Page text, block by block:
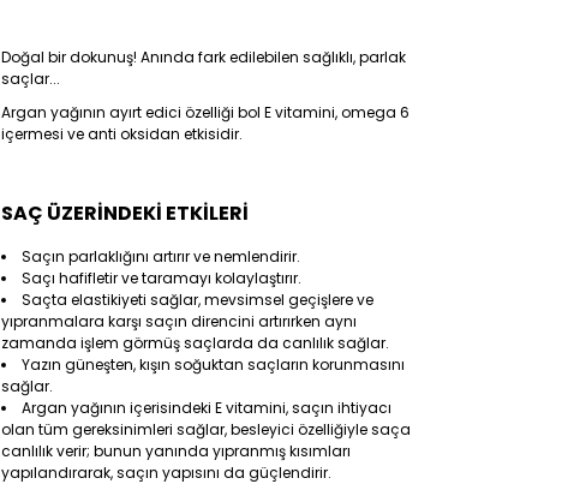
Doğal bir dokunuş! Anında fark edilebilen sağlıklı, parlak
saçlar...
Argan yağının ayırt edici özelliği bol E vitamini, omega 6
içermesi ve anti oksidan etkisidir.
SAÇ ÜZERİNDEKİ ETKİLERİ
Saçın parlaklığını artırır ve nemlendirir.
Saçı hafifletir ve taramayı kolaylaştırır.
Saçta elastikiyeti sağlar, mevsimsel geçişlere ve
yıpranmalara karşı saçın direncini artırırken aynı
zamanda işlem görmüş saçlarda da canlılık sağlar.
Yazın güneşten, kışın soğuktan saçların korunmasını
sağlar.
Argan yağının içerisindeki E vitamini, saçın ihtiyacı
olan tüm gereksinimleri sağlar, besleyici özelliğiyle saça
canlılık verir; bunun yanında yıpranmış kısımları
yapılandırarak, saçın yapısını da güçlendirir.